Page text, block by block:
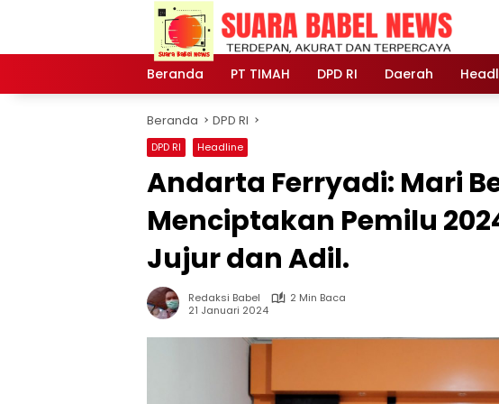
Beranda PT TIMAH DPD RI Daerah
Beranda DPD RI
DPD RI Headline
Andarta Ferryadi: Mari
Menciptakan Pemilu
Jujur dan Adil.
Redaksi Babel
2 Min Baca
21 Januari 2024